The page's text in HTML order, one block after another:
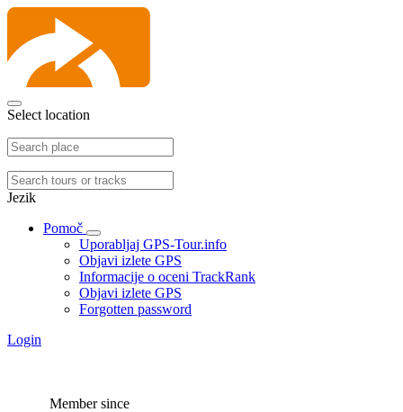
Select location
Jezik
Pomoč
Uporabljaj GPS-Tour.info
Objavi izlete GPS
Informacije o oceni TrackRank
Objavi izlete GPS
Forgotten password
Login
Member since